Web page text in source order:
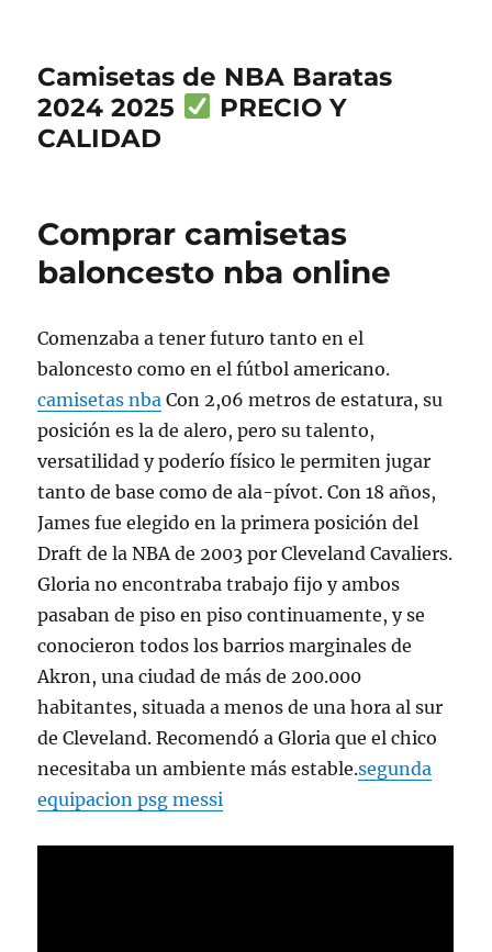
Camisetas de NBA Baratas
2024 2025
PRECIO Y
CALIDAD
Comprar camisetas
baloncesto nba online
Comenzaba a tener futuro tanto en el
baloncesto como en el fútbol americano.
camisetas nba Con 2,06 metros de estatura, su
posición es la de alero, pero su talento,
versatilidad y poderío físico le permiten jugar
tanto de base como de ala-pívot. Con 18 años,
James fue elegido en la primera posición del
Draft de la NBA de 2003 por Cleveland Cavaliers.
Gloria no encontraba trabajo fijo y ambos
pasaban de piso en piso continuamente, y se
conocieron todos los barrios marginales de
Akron, una ciudad de más de 200.000
habitantes, situada a menos de una hora al sur
de Cleveland. Recomendó a Gloria que el chico
necesitaba un ambiente más estable.segunda
equipacion psg messi